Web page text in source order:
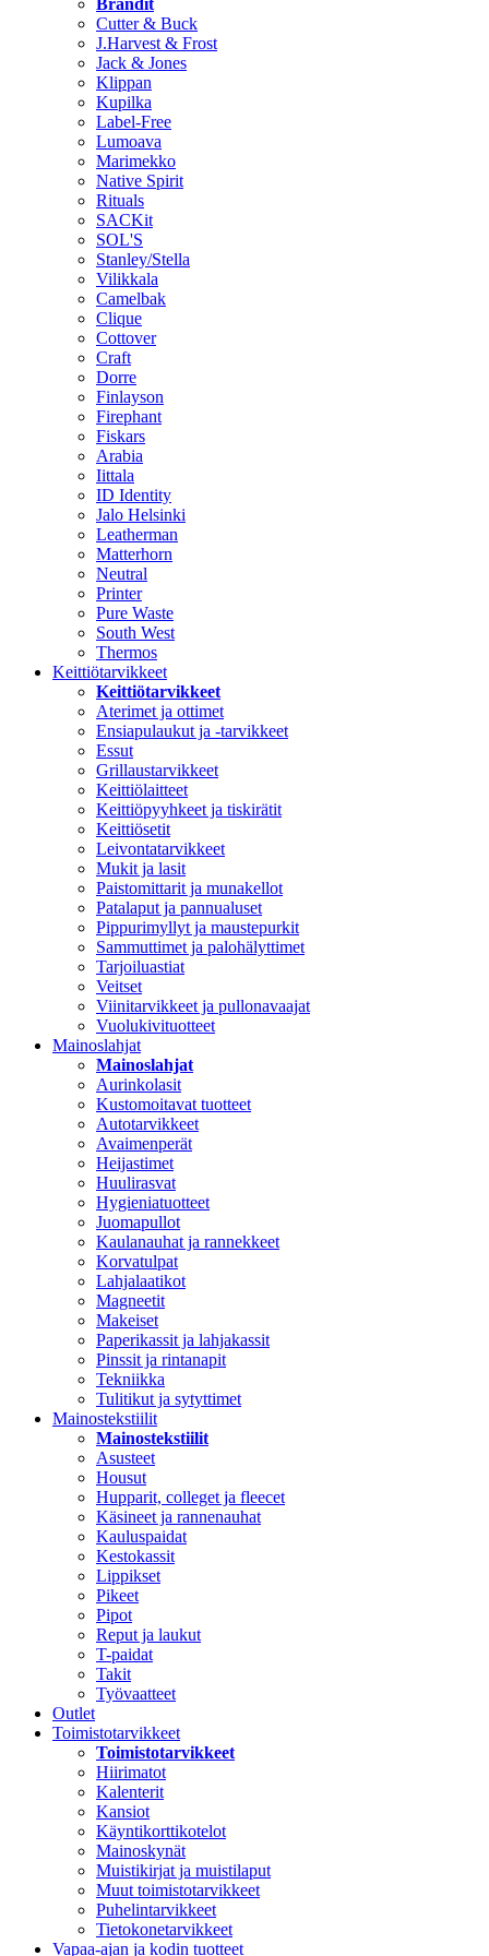
Brändit
Cutter & Buck
J.Harvest & Frost
Jack & Jones
Klippan
Kupilka
Label-Free
Lumoava
Marimekko
Native Spirit
Rituals
SACKit
SOL'S
Stanley/Stella
Vilikkala
Camelbak
Clique
Cottover
Craft
Dorre
Finlayson
Firephant
Fiskars
Arabia
Iittala
ID Identity
Jalo Helsinki
Leatherman
Matterhorn
Neutral
Printer
Pure Waste
South West
Thermos
Keittiötarvikkeet
Keittiötarvikkeet
Aterimet ja ottimet
Ensiapulaukut ja -tarvikkeet
Essut
Grillaustarvikkeet
Keittiölaitteet
Keittiöpyyhkeet ja tiskirätit
Keittiösetit
Leivontatarvikkeet
Mukit ja lasit
Paistomittarit ja munakellot
Patalaput ja pannualuset
Pippurimyllyt ja maustepurkit
Sammuttimet ja palohälyttimet
Tarjoiluastiat
Veitset
Viinitarvikkeet ja pullonavaajat
Vuolukivituotteet
Mainoslahjat
Mainoslahjat
Aurinkolasit
Kustomoitavat tuotteet
Autotarvikkeet
Avaimenperät
Heijastimet
Huulirasvat
Hygieniatuotteet
Juomapullot
Kaulanauhat ja rannekkeet
Korvatulpat
Lahjalaatikot
Magneetit
Makeiset
Paperikassit ja lahjakassit
Pinssit ja rintanapit
Tekniikka
Tulitikut ja sytyttimet
Mainostekstiilit
Mainostekstiilit
Asusteet
Housut
Hupparit, colleget ja fleecet
Käsineet ja rannenauhat
Kauluspaidat
Kestokassit
Lippikset
Pikeet
Pipot
Reput ja laukut
T-paidat
Takit
Työvaatteet
Outlet
Toimistotarvikkeet
Toimistotarvikkeet
Hiirimatot
Kalenterit
Kansiot
Käyntikorttikotelot
Mainoskynät
Muistikirjat ja muistilaput
Muut toimistotarvikkeet
Puhelintarvikkeet
Tietokonetarvikkeet
Vapaa-ajan ja kodin tuotteet